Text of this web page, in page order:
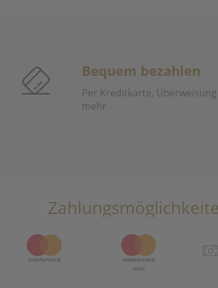
Bequem bezahlen
Per Kreditkarte,
mehr